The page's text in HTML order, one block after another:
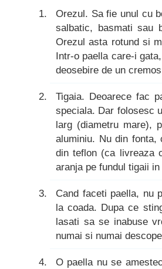
Orezul. Sa fie unul cu
salbatic, basmati sau
Orezul asta rotund si
Intr-o paella care-i
deosebire de un
Tigaia. Deoarece fac
speciala. Dar folosesc
larg (diametru mare),
aluminiu. Nu din
din teflon (ca livreaza
aranja pe fundul tigaii
Cand faceti paella, nu
la coada. Dupa ce
lasati sa se inabuse
numai si numai
O paella nu se